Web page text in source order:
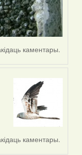
каментары.
каментары.